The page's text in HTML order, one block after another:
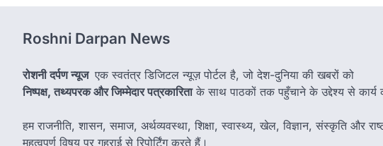
Roshni Darpan News
रोशनी दर्पण न्यूज एक स्वतंत्र डिजिटल न्यूज़ पोर्टल है, जो देश-दुनिया की खबरों को
निष्पक्ष, तथ्यपरक और जिम्मेदार पत्रकारिताके साथ पाठकों तक पहुँचाने के उद्देश्य से कार्य
हम राजनीति, शासन, समाज, अर्थव्यवस्था, शिक्षा, स्वास्थ्य, खेल, विज्ञान, संस्कृति और
महत्वपूर्ण विषय पर गहराई से रिपोर्टिंग करते हैं।